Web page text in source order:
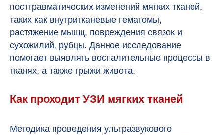
посттравматических изменений мягких тканей,
таких как внутритканевые гематомы,
растяжение мышц, повреждения связок и
сухожилий, рубцы. Данное исследование
помогает выявлять воспалительные процессы в
тканях, а также грыжи живота.
Как проходит УЗИ мягких тканей
Методика проведения ультразвукового